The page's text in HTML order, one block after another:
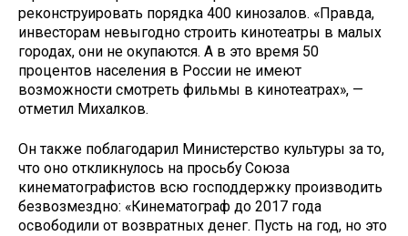
реконструировать порядка 400 кинозалов. «Правда,
инвесторам невыгодно строить кинотеатры в малых
городах, они не окупаются. А в это время 50
процентов населения в России не имеют
возможности смотреть фильмы в кинотеатрах», —
отметил Михалков.
Он также поблагодарил Министерство культуры за то,
что оно откликнулось на просьбу Союза
кинематографистов всю господдержку производить
безвозмездно: «Кинематограф до 2017 года
освободили от возвратных денег. Пусть на год, но это